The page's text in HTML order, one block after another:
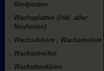
Restposten
Wachsplatten (inkl. aller
Neuheiten)
Wachsdekore , Wachsmotive
Wachsstreifen
Wachsbordüren